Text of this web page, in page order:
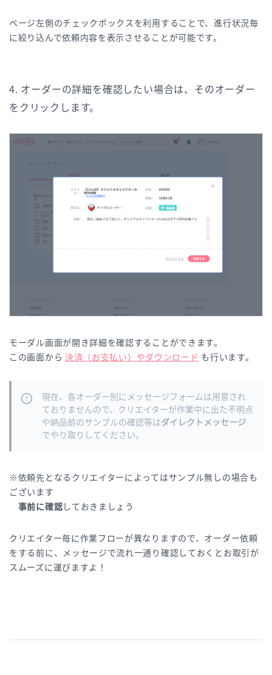
ページ左側のチェックボックスを利用することで、進行状況毎
に絞り込んで依頼内容を表示させることが可能です。
4. オーダーの詳細を確認したい場合は、そのオーダー
をクリックします。
モーダル画面が開き詳細を確認することができます。
この画面から 決済（お支払い）やダウンロード も行います。
現在、各オーダー別にメッセージフォームは用意され
ておりませんので、クリエイターが作業中に出た不明点
や納品前のサンプルの確認等はダイレクトメッセージ
でやり取りしてください。
※依頼先となるクリエイターによってはサンプル無しの場合も
ございます
事前に確認しておきましょう
クリエイター毎に作業フローが異なりますので、オーダー依頼
をする前に、メッセージで流れ一通り確認しておくとお取引が
スムーズに運びますよ！